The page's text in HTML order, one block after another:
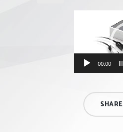
00:00
SHARE